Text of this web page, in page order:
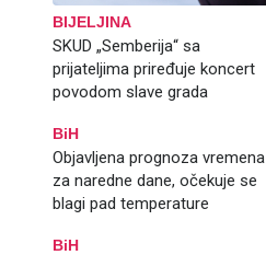
BIJELJINA
SKUD „Semberija“ sa
prijateljima priređuje koncert
povodom slave grada
BiH
Objavljena prognoza vremena
za naredne dane, očekuje se
blagi pad temperature
BiH